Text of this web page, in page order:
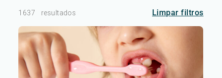
1637 resultados Limpar filtros